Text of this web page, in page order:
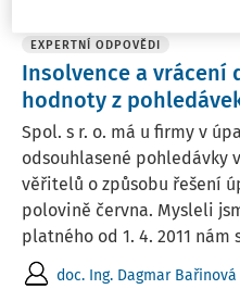
EXPERTNÍ ODPOVĚDI
Insolvence a vrácení
hodnoty z
Spol. s r. o. má u firmy v
odsouhlasené pohledávky
věřitelů o způsobu řešení
polovině června. Mysleli
platného od 1. 4. 2011 nám
doc. Ing. Dagmar Bařinová